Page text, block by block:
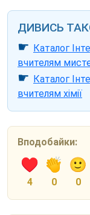
ДИВИСЬ
☛ Каталог
вчителям
☛ Каталог
вчителям хімії
Вподобайки:
4 0 0